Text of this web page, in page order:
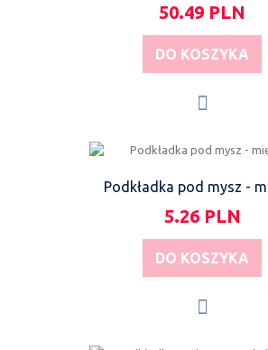
50.49 PLN
DO KOSZYKA
Podkładka pod mysz -
5.26 PLN
DO KOSZYKA